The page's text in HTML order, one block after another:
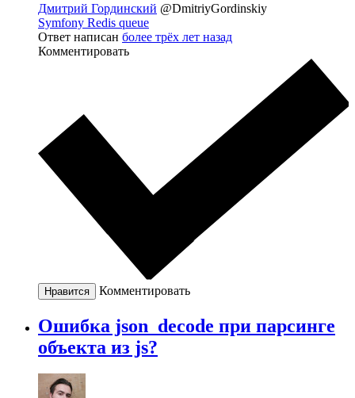
Дмитрий Гординский @DmitriyGordinskiy
Symfony Redis queue
Ответ написан более трёх лет назад
Комментировать
Нравится Комментировать
Ошибка json_decode при парсинге
объекта из js?